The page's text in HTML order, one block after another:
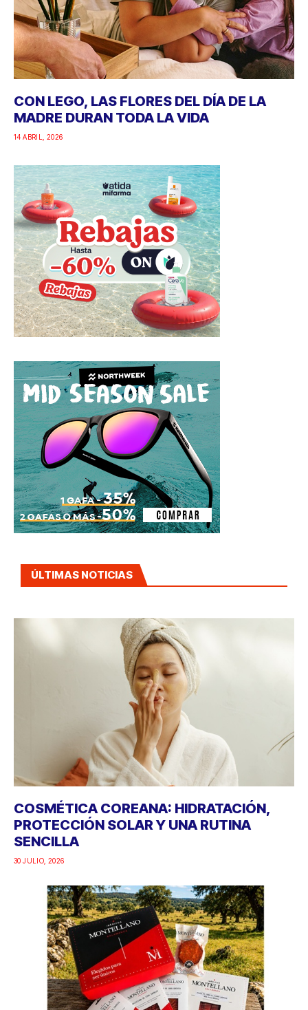
CON LEGO, LAS FLORES DEL DÍA DE LA
MADRE DURAN TODA LA VIDA
14 ABRIL, 2026
ÚLTIMAS NOTICIAS
COSMÉTICA COREANA: HIDRATACIÓN,
PROTECCIÓN SOLAR Y UNA RUTINA
SENCILLA
30 JULIO, 2026